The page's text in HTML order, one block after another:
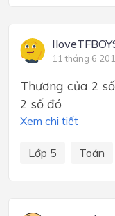
11 tháng 6
Thương của 2
2 số đó
Xem chi tiết
Lớp 5 Toán